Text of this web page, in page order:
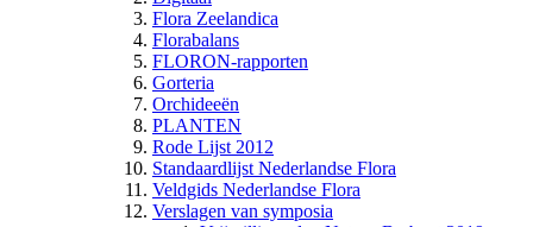
Flora Zeelandica
Florabalans
FLORON-rapporten
Gorteria
Orchideeën
PLANTEN
Rode Lijst 2012
Standaardlijst Nederlandse Flora
Veldgids Nederlandse Flora
Verslagen van symposia